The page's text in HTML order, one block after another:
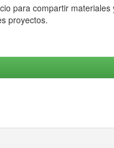
para compartir
proyectos.